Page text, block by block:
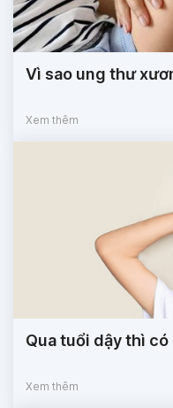
Vì sao ung thư
Xem thêm
Qua tuổi dậy thì
Xem thêm